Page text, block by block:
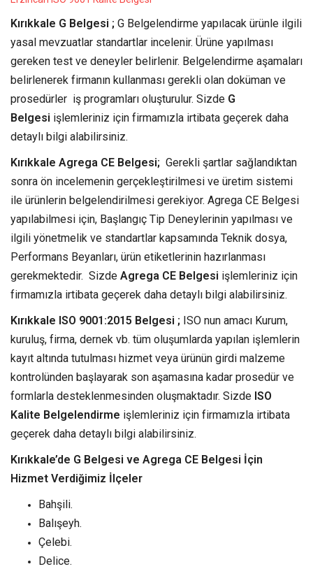
Kırıkkale G Belgesi ; G Belgelendirme yapılacak ürünle ilgili
yasal mevzuatlar standartlar incelenir. Ürüne yapılması
gereken test ve deneyler belirlenir. Belgelendirme aşamaları
belirlenerek firmanın kullanması gerekli olan doküman ve
prosedürler iş programları oluşturulur. Sizde G
Belgesi işlemleriniz için firmamızla irtibata geçerek daha
detaylı bilgi alabilirsiniz.
Kırıkkale Agrega CE Belgesi; Gerekli şartlar sağlandıktan
sonra ön incelemenin gerçekleştirilmesi ve üretim sistemi
ile ürünlerin belgelendirilmesi gerekiyor. Agrega CE Belgesi
yapılabilmesi için, Başlangıç Tip Deneylerinin yapılması ve
ilgili yönetmelik ve standartlar kapsamında Teknik dosya,
Performans Beyanları, ürün etiketlerinin hazırlanması
gerekmektedir. Sizde Agrega CE Belgesi işlemleriniz için
firmamızla irtibata geçerek daha detaylı bilgi alabilirsiniz.
Kırıkkale ISO 9001:2015 Belgesi ; ISO nun amacı Kurum,
kuruluş, firma, dernek vb. tüm oluşumlarda yapılan işlemlerin
kayıt altında tutulması hizmet veya ürünün girdi malzeme
kontrolünden başlayarak son aşamasına kadar prosedür ve
formlarla desteklenmesinden oluşmaktadır. Sizde ISO
Kalite Belgelendirme işlemleriniz için firmamızla irtibata
geçerek daha detaylı bilgi alabilirsiniz.
Kırıkkale’de G Belgesi ve Agrega CE Belgesi İçin
Hizmet Verdiğimiz İlçeler
Bahşili.
Balışeyh.
Çelebi.
Delice.